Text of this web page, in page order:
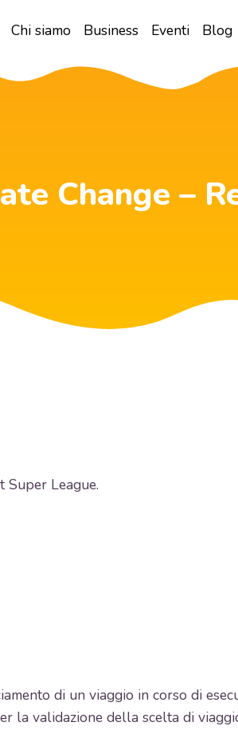
Chi siamo Business Eventi Blog
Change –
Super League.
di un viaggio in corso di
la validazione della scelta di